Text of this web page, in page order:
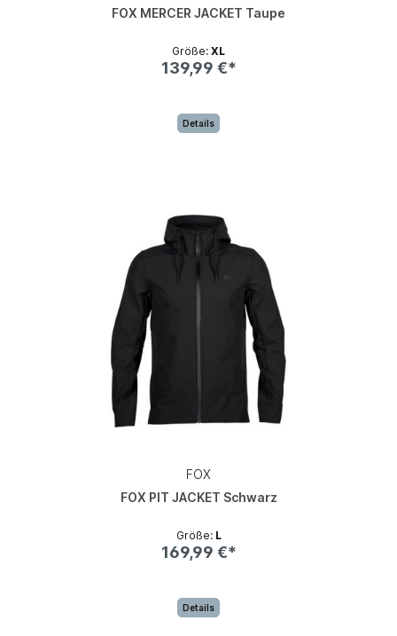
FOX MERCER JACKET Taupe
Größe: XL
139,99 €*
Details
FOX
FOX PIT JACKET Schwarz
Größe: L
169,99 €*
Details